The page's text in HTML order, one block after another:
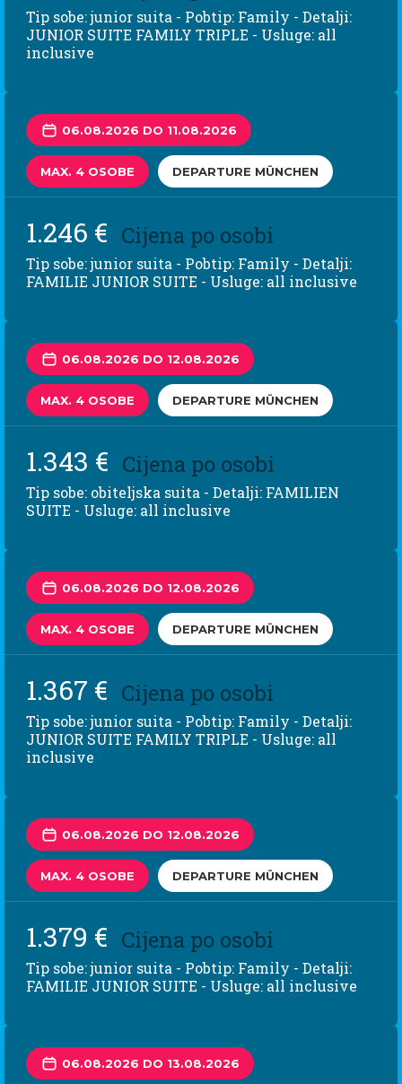
Tip sobe: junior suita - Pobtip: Family - Detalji:
JUNIOR SUITE FAMILY TRIPLE - Usluge: all
inclusive
06.08.2026 DO 11.08.2026
MAX. 4 OSOBE DEPARTURE MÜNCHEN
1.246 € Cijena po osobi
Tip sobe: junior suita - Pobtip: Family - Detalji:
FAMILIE JUNIOR SUITE - Usluge: all inclusive
06.08.2026 DO 12.08.2026
MAX. 4 OSOBE DEPARTURE MÜNCHEN
1.343 € Cijena po osobi
Tip sobe: obiteljska suita - Detalji: FAMILIEN
SUITE - Usluge: all inclusive
06.08.2026 DO 12.08.2026
MAX. 4 OSOBE DEPARTURE MÜNCHEN
1.367 € Cijena po osobi
Tip sobe: junior suita - Pobtip: Family - Detalji:
JUNIOR SUITE FAMILY TRIPLE - Usluge: all
inclusive
06.08.2026 DO 12.08.2026
MAX. 4 OSOBE DEPARTURE MÜNCHEN
1.379 € Cijena po osobi
Tip sobe: junior suita - Pobtip: Family - Detalji:
FAMILIE JUNIOR SUITE - Usluge: all inclusive
06.08.2026 DO 13.08.2026